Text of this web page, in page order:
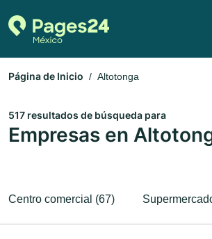
Página de Inicio Altotonga
517 resultados de búsqueda para
Empresas en
Centro comercial (67)